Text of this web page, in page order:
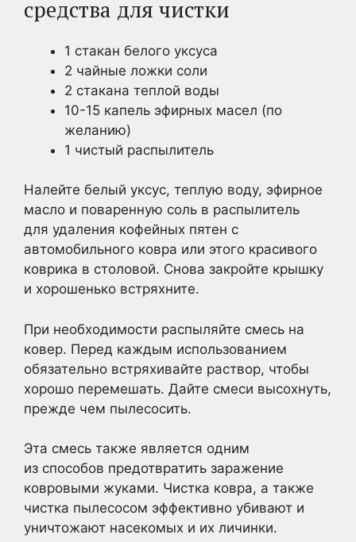
средства для чистки
1 стакан белого уксуса
2 чайные ложки соли
2 стакана теплой воды
10-15 капель эфирных масел (по
желанию)
1 чистый распылитель
Налейте белый уксус, теплую воду, эфирное
масло и поваренную соль в распылитель
для удаления кофейных пятен с
автомобильного ковра или этого красивого
коврика в столовой. Снова закройте крышку
и хорошенько встряхните.
При необходимости распыляйте смесь на
ковер. Перед каждым использованием
обязательно встряхивайте раствор, чтобы
хорошо перемешать. Дайте смеси высохнуть,
прежде чем пылесосить.
Эта смесь также является одним
из способов предотвратить заражение
ковровыми жуками. Чистка ковра, а также
чистка пылесосом эффективно убивают и
уничтожают насекомых и их личинки.